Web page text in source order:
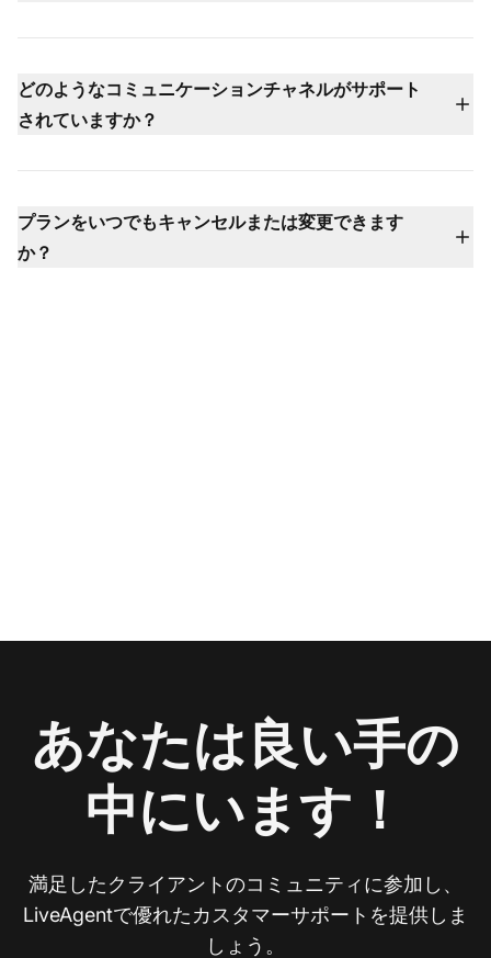
ど複数のティアが利用可能です。各プランでは、コールセ
ンター、ソーシャルチャネル統合、SLA、専用サポートな
どのようなコミュニケーションチャネルがサポート
されていますか？
WhatsApp、Viber、Telegram、お問い合わせフォーム、
ナレッジベースなどをサポートしています。これらすべて
プランをいつでもキャンセルまたは変更できます
か？
あなたは良い手の
中にいます！
満足したクライアントのコミュニティに参加し、
LiveAgentで優れたカスタマーサポートを提供しま
しょう。